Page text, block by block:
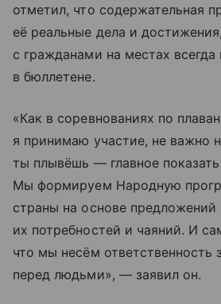
отметил, что содержательная
её реальные дела и
с гражданами на местах
в бюллетене.
«Как в соревнованиях по
я принимаю участие, не важно
ты плывёшь — главное показать
Мы формируем Народную
страны на основе
их потребностей и чаяний. И
что мы несём ответственность
перед людьми», — заявил он.